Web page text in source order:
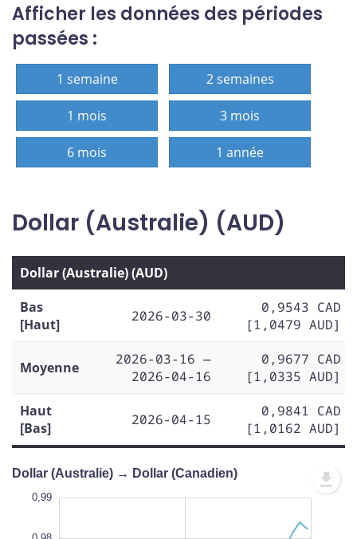
Afficher les données des périodes
passées :
1 semaine 2 semaines
1 mois 3 mois
6 mois 1 année
Dollar (Australie) (AUD)
Dollar (Australie) (AUD)
Bas
[Haut]
2026-03-30
0,9543 CAD
[1,0479 AUD]
Moyenne
2026-03-16 —
2026-04-16
0,9677 CAD
[1,0335 AUD]
Haut
[Bas]
2026-04-15
0,9841 CAD
[1,0162 AUD]
Dollar (Australie) → Dollar (Canadien)
0,99